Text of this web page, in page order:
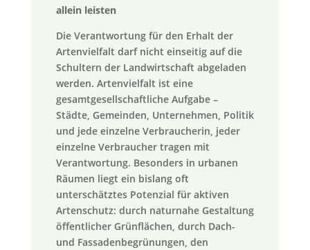
allein leisten
Die Verantwortung für den Erhalt der
Artenvielfalt darf nicht einseitig auf die
Schultern der Landwirtschaft abgeladen
werden. Artenvielfalt ist eine
gesamtgesellschaftliche Aufgabe –
Städte, Gemeinden, Unternehmen, Politik
und jede einzelne Verbraucherin, jeder
einzelne Verbraucher tragen mit
Verantwortung. Besonders in urbanen
Räumen liegt ein bislang oft
unterschätztes Potenzial für aktiven
Artenschutz: durch naturnahe Gestaltung
öffentlicher Grünflächen, durch Dach-
und Fassadenbegrünungen, den